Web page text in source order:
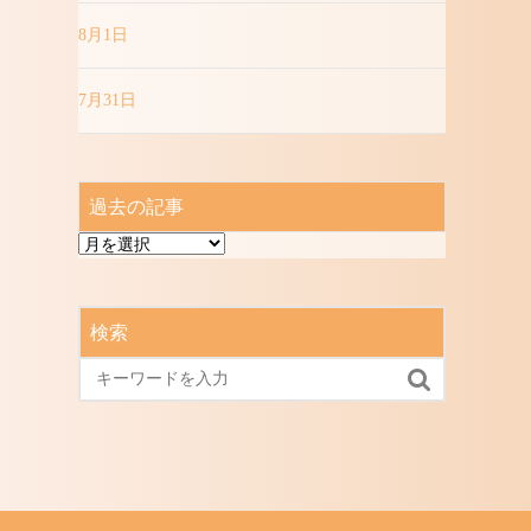
8月1日
7月31日
過去の記事
過
記
検索
